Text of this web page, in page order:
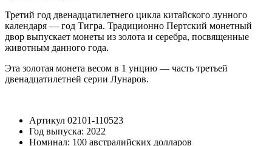
Третий год двенадцатилетнего цикла китайского лунного
календаря — год Тигра. Традиционно Пертский монетный
двор выпускает монеты из золота и серебра, посвященные
животным данного года.
Эта золотая монета весом в 1 унцию — часть третьей
двенадцатилетней серии Лунаров.
Артикул 02101-110523
Год выпуска: 2022
Номинал: 100 австралийских долларов